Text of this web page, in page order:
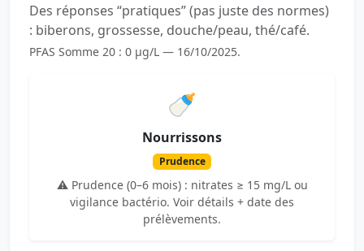
Des réponses “pratiques” (pas juste des normes)
: biberons, grossesse, douche/peau, thé/café.
PFAS Somme 20 : 0 µg/L — 16/10/2025.
🍼
Nourrissons
Prudence
⚠️ Prudence (0–6 mois) : nitrates ≥ 15 mg/L ou
vigilance bactério. Voir détails + date des
prélèvements.